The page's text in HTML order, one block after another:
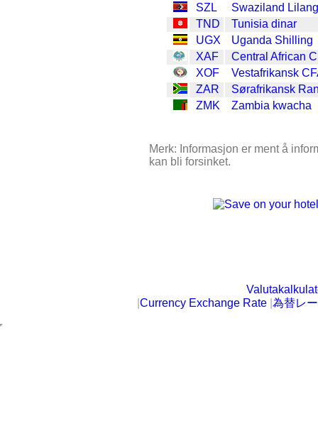
SZL
Swaziland
TND
Tunisia dinar
UGX
Uganda Shilling
XAF
Central African
XOF
Vestafrikansk
ZAR
Sørafrikansk
ZMK
Zambia kwacha
Merk: Informasjon er ment å
kan bli forsinket.
Currency Exchange Rate 為替レ